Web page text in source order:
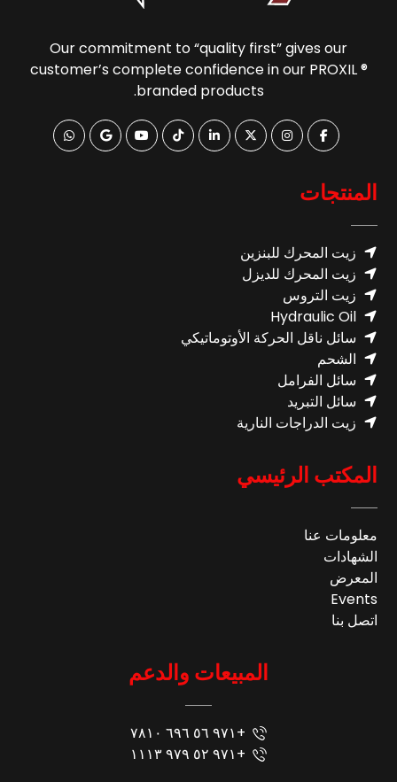
Our commitment to “quality first” gives our
customer’s complete confidence in our PROXIL ®
branded products.
المنتجات
زيت المحرك للبنزين
زيت المحرك للديزل
زيت التروس
Hydraulic Oil
سائل ناقل الحركة الأوتوماتيكي
الشحم
سائل الفرامل
سائل التبريد
زيت الدراجات النارية
المكتب الرئيسي
معلومات عنا
الشهادات
المعرض
Events
اتصل بنا
المبيعات والدعم
+٩٧١ ٥٦ ٦٩٦ ٧٨١٠
+٩٧١ ٥٢ ٩٧٩ ١١١٣